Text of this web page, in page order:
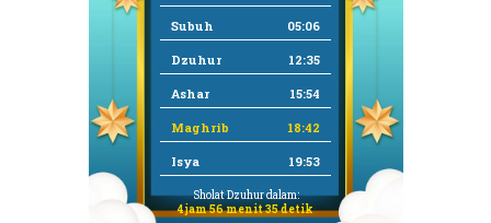
Subuh 05:06
Dzuhur 12:35
Ashar 15:54
Maghrib 18:42
Isya 19:53
Sholat Dzuhur dalam:
4 jam 56 menit 34 detik